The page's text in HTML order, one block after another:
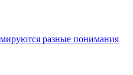
разные понимания